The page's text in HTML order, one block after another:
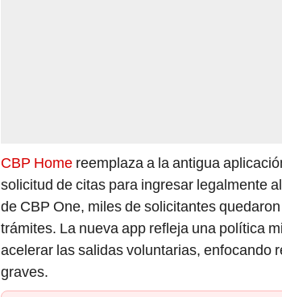
CBP Home reemplaza a la antigua
solicitud de citas para ingresar legalmente
de CBP One, miles de solicitantes
trámites. La nueva app refleja una política
acelerar las salidas voluntarias, enfocando
graves.